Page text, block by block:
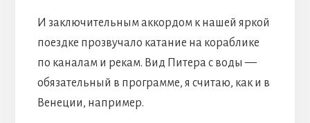
И заключительным аккордом к нашей яркой
поездке прозвучало катание на кораблике
по каналам и рекам. Вид Питера с воды —
обязательный в программе, я считаю, как и в
Венеции, например.